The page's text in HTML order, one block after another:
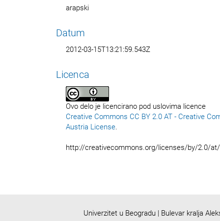
arapski
Datum
2012-03-15T13:21:59.543Z
Licenca
Ovo delo je licencirano pod uslovima licence
Creative Commons CC BY 2.0 AT - Creative
Austria License.
http://creativecommons.org/licenses/by/2.0/
Univerzitet u Beogradu | Bulevar kralja